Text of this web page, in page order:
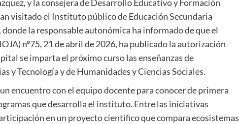
y la consejera de Desarrollo Educativo y Formación
visitado el Instituto público de Educación Secundaria
donde la responsable autonómica ha informado de que el
nº75, 21 de abril de 2026, ha publicado la autorización
se imparta el próximo curso las enseñanzas de
y Tecnología y de Humanidades y Ciencias Sociales.
encuentro con el equipo docente para conocer de primera
que desarrolla el instituto. Entre las iniciativas
en un proyecto científico que compara ecosistemas